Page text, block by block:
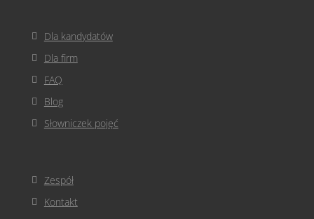
Dla kandydatów
Dla firm
FAQ
Blog
Słowniczek pojęć
Zespół
Kontakt